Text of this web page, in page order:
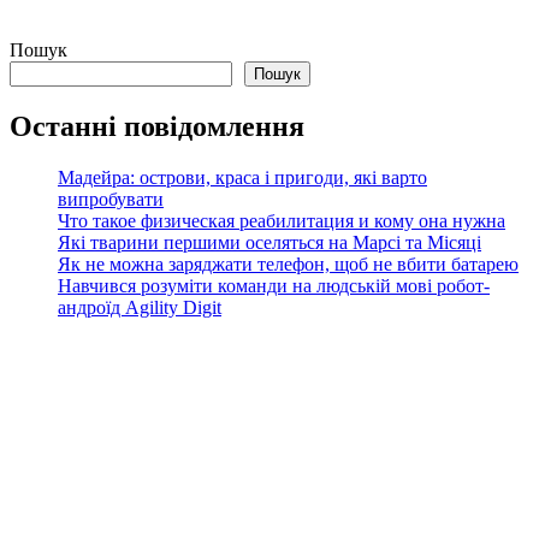
Пошук
Пошук
Останні повідомлення
Мадейра: острови, краса і пригоди, які варто
випробувати
Что такое физическая реабилитация и кому она нужна
Які тварини першими оселяться на Марсі та Місяці
Як не можна заряджати телефон, щоб не вбити батарею
Навчився розуміти команди на людській мові робот-
андроїд Agility Digit